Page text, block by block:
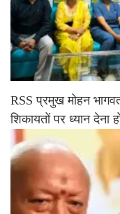
RSS प्रमुख मोहन
शिकायतों पर ध्यान देना